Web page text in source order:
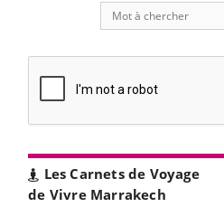
Les Carnets de Voyage
de Vivre Marrakech